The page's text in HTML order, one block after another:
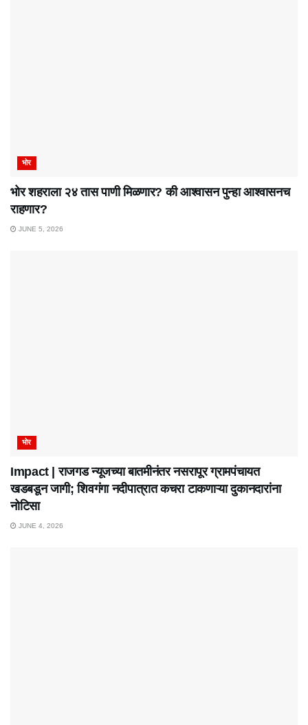
भोर
भोर शहराला २४ तास पाणी मिळणार? की आश्वासन पुन्हा आश्वासनच
राहणार?
JUNE 5, 2026
भोर
Impact | राजगड न्यूजच्या बातमीनंतर नसरापूर ग्रामपंचायत
खडबडून जागी; शिवगंगा नदीपात्रात कचरा टाकणाऱ्या दुकानदारांना
नोटिसा
JUNE 4, 2026